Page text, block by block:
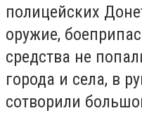
полицейских
оружие,
средства не
города и села, в
сотворили